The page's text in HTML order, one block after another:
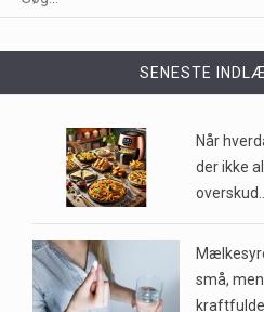
af mennesker…
til…
SENESTE
Når
der ikke
overskud…
små,
kraftfulde